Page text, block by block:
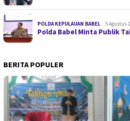
POLDA KEPULAUAN BABEL 5 Agustus
Polda Babel Minta Publik
BERITA POPULER